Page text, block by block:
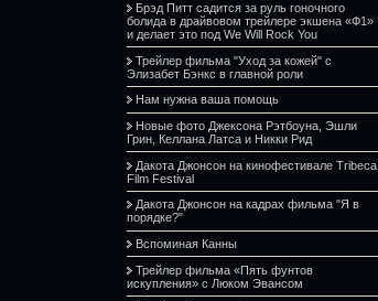
Брэд Питт садится за руль гоночного
болида в драйвовом трейлере экшена «Ф1»
и делает это под We Will Rock You
Трейлер фильма "Уход за кожей" с
Элизабет Бэнкс в главной роли
Нам нужна ваша помощь
Новые фото Джексона Рэтбоуна, Эшли
Грин, Келлана Латса и Никки Рид
Дакота Джонсон на кинофестивале Tribeca
Film Festival
Дакота Джонсон на кадрах фильма "Я в
порядке?"
Вспоминая Канны
Трейлер фильма «Пять фунтов
искупления» с Люком Эвансом